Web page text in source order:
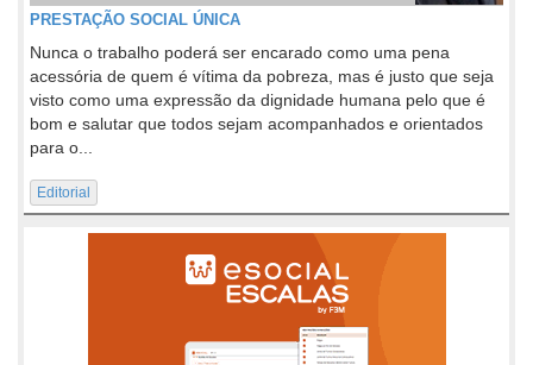
PRESTAÇÃO SOCIAL ÚNICA
Nunca o trabalho poderá ser encarado como uma pena
acessória de quem é vítima da pobreza, mas é justo que seja
visto como uma expressão da dignidade humana pelo que é
bom e salutar que todos sejam acompanhados e orientados
para o...
Editorial